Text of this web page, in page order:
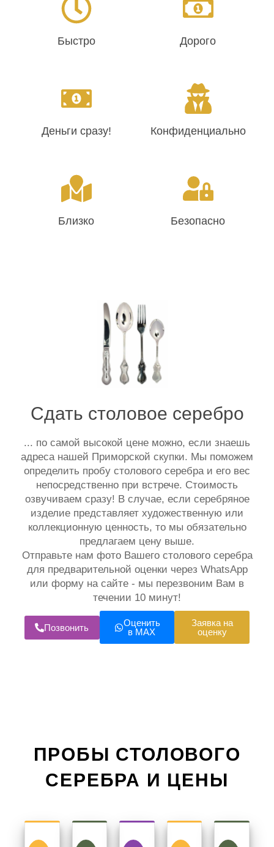
Быстро Дорого
Деньги сразу! Конфиденциально
Близко Безопасно
Сдать столовое серебро
... по самой высокой цене можно, если знаешь
адреса нашей Приморской скупки. Мы поможем
определить пробу столового серебра и его вес
непосредственно при встрече. Стоимость
озвучиваем сразу! В случае, если серебряное
изделие представляет художественную или
коллекционную ценность, то мы обязательно
предлагаем цену выше.
Отправьте нам фото Вашего столового серебра
для предварительной оценки через WhatsApp
или форму на сайте - мы перезвоним Вам в
течении 10 минут!
Позвонить
Оценить
в MAX
Заявка на
оценку
ПРОБЫ СТОЛОВОГО
СЕРЕБРА И ЦЕНЫ